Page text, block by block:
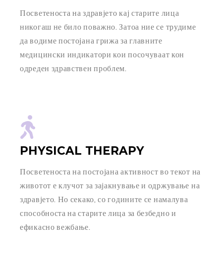
Посветеноста на здравјето кај старите лица
никогаш не било поважно. Затоа ние се трудиме
да водиме постојана грижа за главните
медицински индикатори кои посочуваат кон
одреден здравствен проблем.
PHYSICAL THERAPY
Посветеноста на постојана активност во текот на
животот е клучот за зајакнување и одржување на
здравјето. Но секако, со годините се намалува
способноста на старите лица за безбедно и
ефикасно вежбање.